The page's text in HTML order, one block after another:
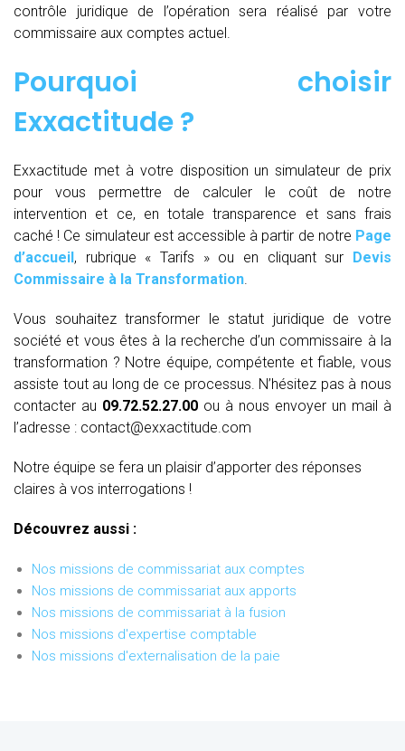
contrôle juridique de l’opération sera réalisé par votre
commissaire aux comptes actuel.
Pourquoi choisir
Exxactitude ?
Exxactitude met à votre disposition un simulateur de prix
pour vous permettre de calculer le coût de notre
intervention et ce, en totale transparence et sans frais
caché ! Ce simulateur est accessible à partir de notre Page
d’accueil, rubrique « Tarifs » ou en cliquant sur Devis
Commissaire à la Transformation.
Vous souhaitez transformer le statut juridique de votre
société et vous êtes à la recherche d’un commissaire à la
transformation ? Notre équipe, compétente et fiable, vous
assiste tout au long de ce processus. N’hésitez pas à nous
contacter au 09.72.52.27.00 ou à nous envoyer un mail à
l’adresse : contact@exxactitude.com
Notre équipe se fera un plaisir d’apporter des réponses
claires à vos interrogations !
Découvrez aussi :
Nos missions de commissariat aux comptes
Nos missions de commissariat aux apports
Nos missions de commissariat à la fusion
Nos missions d'expertise comptable
Nos missions d'externalisation de la paie